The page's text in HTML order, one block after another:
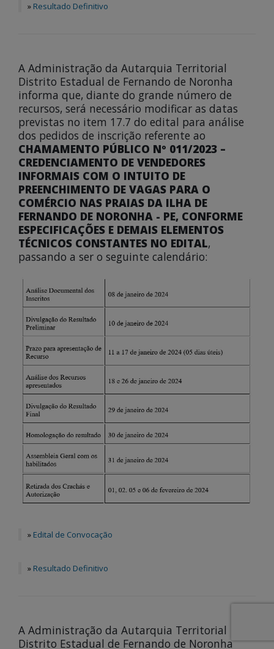
» Resultado Definitivo
A Administração da Autarquia Territorial
Distrito Estadual de Fernando de Noronha
informa que, diante do grande número de
recursos, será necessário modificar as datas
previstas no item 17.7 do edital para análise
dos pedidos de inscrição referente ao
CHAMAMENTO PÚBLICO Nº 011/2023 –
CREDENCIAMENTO DE VENDEDORES
INFORMAIS COM O INTUITO DE
PREENCHIMENTO DE VAGAS PARA O
COMÉRCIO NAS PRAIAS DA ILHA DE
FERNANDO DE NORONHA - PE, CONFORME
ESPECIFICAÇÕES E DEMAIS ELEMENTOS
TÉCNICOS CONSTANTES NO EDITAL,
passando a ser o seguinte calendário:
» Edital de Convocação
» Resultado Definitivo
A Administração da Autarquia Territorial
Distrito Estadual de Fernando de Noronha